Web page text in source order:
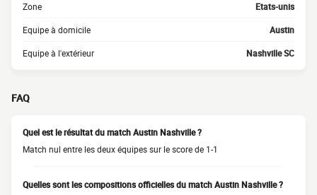
Zone Etats-unis
Equipe à domicile Austin
Equipe à l'extérieur Nashville SC
FAQ
Quel est le résultat du match Austin Nashville ?
Match nul entre les deux équipes sur le score de 1-1
Quelles sont les compositions officielles du match Austin Nashville ?